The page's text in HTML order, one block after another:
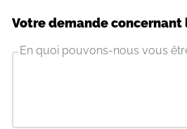
Votre demande concernant
En quoi pouvons-nous vous